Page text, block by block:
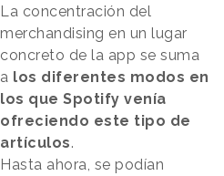
La concentración del
merchandising en un lugar
concreto de la app se suma
a los diferentes modos en
los que Spotify venía
ofreciendo este tipo de
artículos.
Hasta ahora, se podían